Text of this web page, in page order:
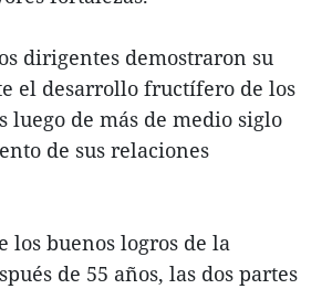
dirigentes demostraron su
el desarrollo fructífero de los
luego de más de medio siglo
de sus relaciones
los buenos logros de la
de 55 años, las dos partes